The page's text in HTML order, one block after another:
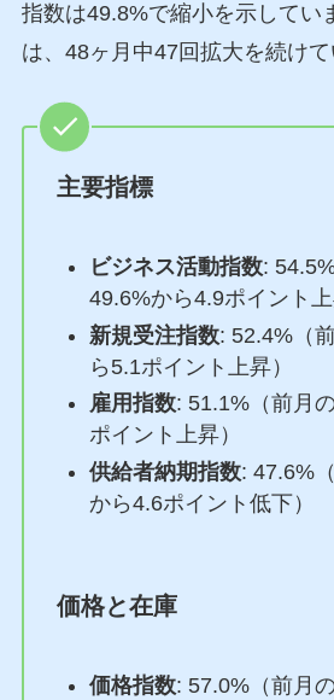
指数は49.8%で縮小を示してい
は、48ヶ月中47回拡大を続けて
主要指標
ビジネス活動指数:
49.6%から4.9ポイント上
新規受注指数: 52.4%（
ら5.1ポイント上昇）
雇用指数: 51.1%（前月
ポイント上昇）
供給者納期指数: 47.6%
から4.6ポイント低下）
価格と在庫
価格指数: 57.0%（前月